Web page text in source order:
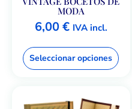
MODA
6,00€ IVA incl.
Seleccionar opciones